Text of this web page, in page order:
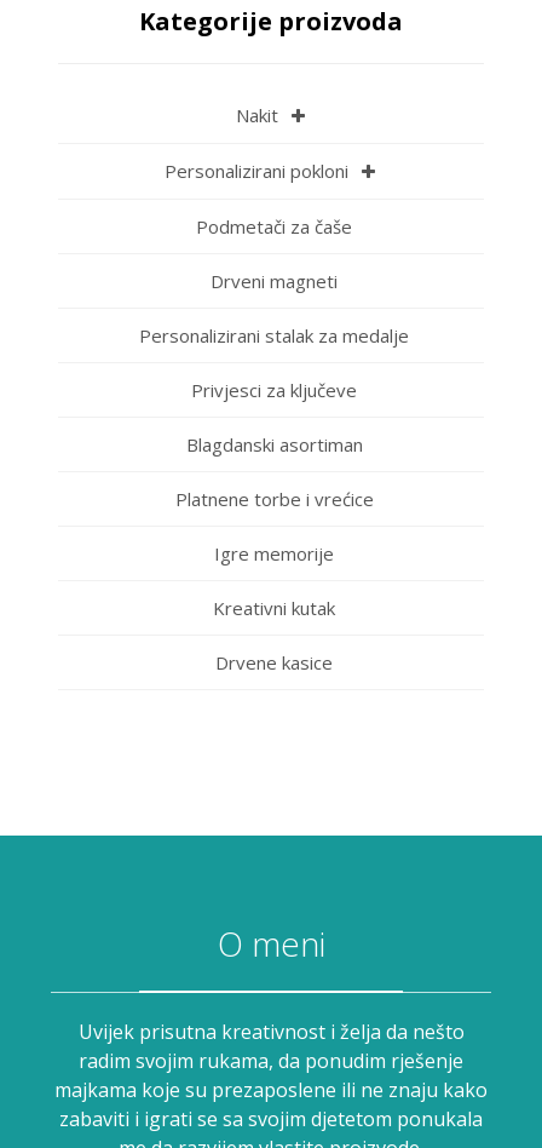
Kategorije proizvoda
Nakit
Personalizirani pokloni
Podmetači za čaše
Drveni magneti
Personalizirani stalak za medalje
Privjesci za ključeve
Blagdanski asortiman
Platnene torbe i vrećice
Igre memorije
Kreativni kutak
Drvene kasice
O meni
Uvijek prisutna kreativnost i želja da nešto
radim svojim rukama, da ponudim rješenje
majkama koje su prezaposlene ili ne znaju kako
zabaviti i igrati se sa svojim djetetom ponukala